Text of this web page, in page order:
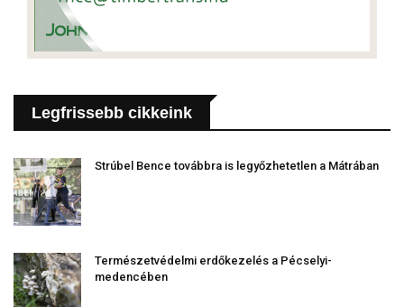
Legfrissebb cikkeink
Strúbel Bence továbbra is legyőzhetetlen a Mátrában
Természetvédelmi erdőkezelés a Pécselyi-
medencében